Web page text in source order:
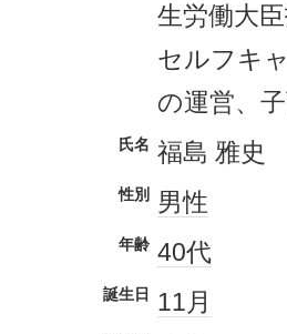
生労働大
セルフキ
の運営、
氏名 福島 雅史
性別 男性
年齢 40代
誕生日 11月